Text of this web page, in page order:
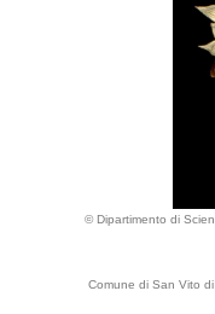
© Dipartimento di
Comune di San Vito